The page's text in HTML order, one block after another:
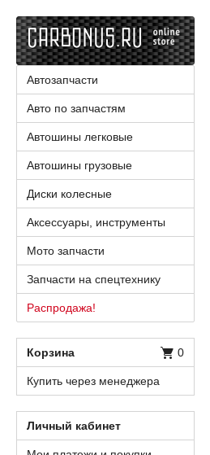
Автозапчасти
Авто по запчастям
Автошины легковые
Автошины грузовые
Диски колесные
Аксессуары, инструменты
Мото запчасти
Запчасти на спецтехнику
Распродажа!
Корзина 0
Купить через менеджера
Личный кабинет